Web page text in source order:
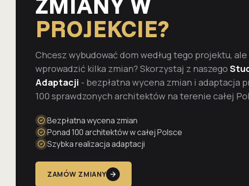
PROJEKCIE?
Chcesz wybudować dom według tego projektu,
wprowadzić kilka zmian? Skorzystaj z naszego
Adaptacji - bezpłatna wycena zmian i adaptacja
100 sprawdzonych architektów na terenie całej
Bezpłatna wycena zmian
Ponad 100 architektów w całej Polsce
Szybka realizacja adaptacji
ZAMÓW ZMIANY